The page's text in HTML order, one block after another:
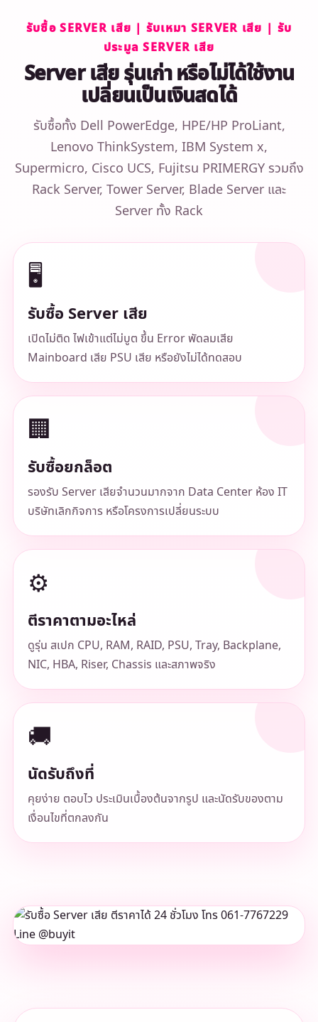
รับซื้อ SERVER เสีย | รับเหมา SERVER เสีย | รับ
ประมูล SERVER เสีย
Server เสีย รุ่นเก่า หรือไม่ได้ใช้งาน
เปลี่ยนเป็นเงินสดได้
รับซื้อทั้ง Dell PowerEdge, HPE/HP ProLiant,
Lenovo ThinkSystem, IBM System x,
Supermicro, Cisco UCS, Fujitsu PRIMERGY รวมถึง
Rack Server, Tower Server, Blade Server และ
Server ทั้ง Rack
🖥️
รับซื้อ Server เสีย
เปิดไม่ติด ไฟเข้าแต่ไม่บูต ขึ้น Error พัดลมเสีย
Mainboard เสีย PSU เสีย หรือยังไม่ได้ทดสอบ
🏢
รับซื้อยกล็อต
รองรับ Server เสียจำนวนมากจาก Data Center ห้อง IT
บริษัทเลิกกิจการ หรือโครงการเปลี่ยนระบบ
⚙️
ตีราคาตามอะไหล่
ดูรุ่น สเปก CPU, RAM, RAID, PSU, Tray, Backplane,
NIC, HBA, Riser, Chassis และสภาพจริง
🚚
นัดรับถึงที่
คุยง่าย ตอบไว ประเมินเบื้องต้นจากรูป และนัดรับของตาม
เงื่อนไขที่ตกลงกัน